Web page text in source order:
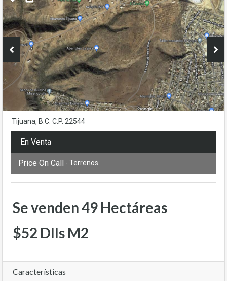
Tijuana, B.C. C.P. 22544
En Venta
Price On Call - Terrenos
Se venden 49 Hectáreas
$52 Dlls M2
Características